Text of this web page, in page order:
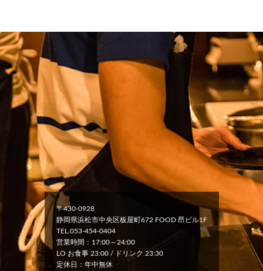
〒430-0928
静岡県浜松市中央区板屋町672 FOOD 昂ビル1F
TEL.053-454-0404
営業時間：17:00～24:00
LO お食事 23:00 / ドリンク 23:30
定休日：年中無休